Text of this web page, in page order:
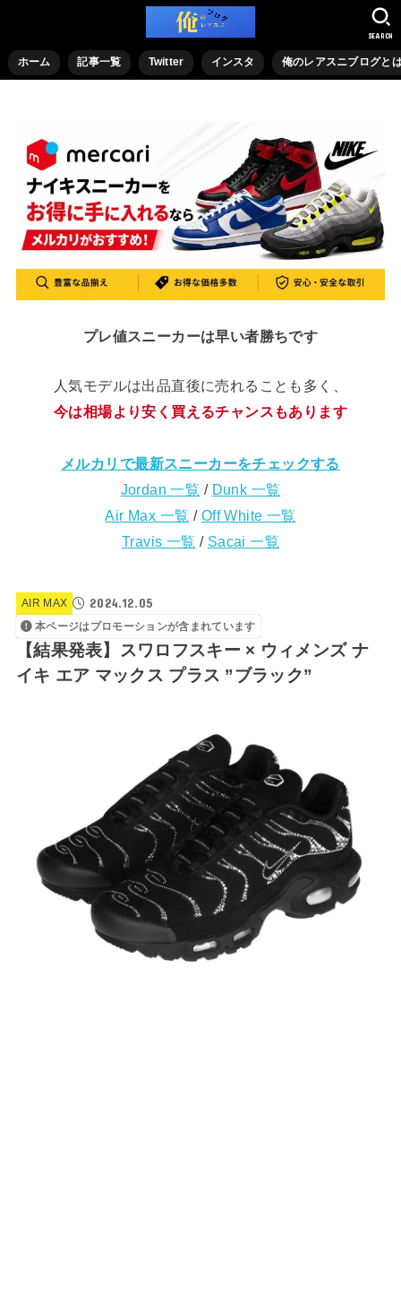
ホーム 記事一覧 Twitter インスタ 俺のレアスニブログと
SEARCH
プレ値スニーカーは早い者勝ちです
人気モデルは出品直後に売れることも多く、
今は相場より安く買えるチャンスもあります
メルカリで最新スニーカーをチェックする
Jordan 一覧 / Dunk 一覧
Air Max 一覧 / Off White 一覧
Travis 一覧 / Sacai 一覧
AIR MAX 2024.12.05
本ページはプロモーションが含まれています
【結果発表】スワロフスキー × ウィメンズ ナ
イキ エア マックス プラス ”ブラック”